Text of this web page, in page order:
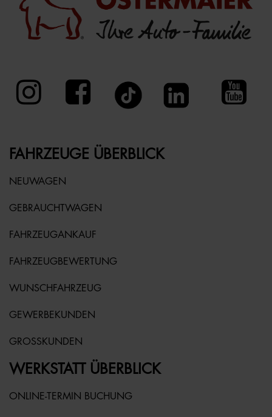
FAHRZEUGE ÜBERBLICK
NEUWAGEN
GEBRAUCHTWAGEN
FAHRZEUGANKAUF
FAHRZEUGBEWERTUNG
WUNSCHFAHRZEUG
GEWERBEKUNDEN
GROSSKUNDEN
WERKSTATT ÜBERBLICK
ONLINE-TERMIN BUCHUNG